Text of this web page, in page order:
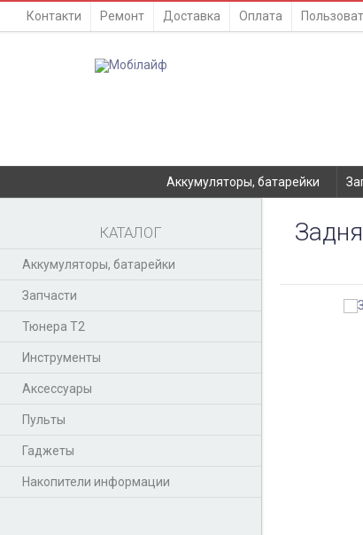
Контакти Ремонт Доставка Оплата
Аккумуляторы, батарейки
КАТАЛОГ
Аккумуляторы, батарейки
Запчасти
Тюнера T2
Инструменты
Аксессуары
Пульты
Гаджеты
Накопители информации